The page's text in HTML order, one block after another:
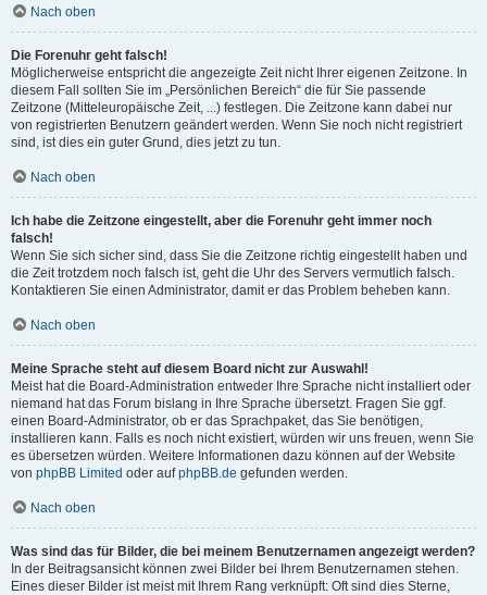
Nach oben
Die Forenuhr geht falsch!
Möglicherweise entspricht die angezeigte Zeit nicht Ihrer eigenen Zeitzone. In
diesem Fall sollten Sie im „Persönlichen Bereich“ die für Sie passende
Zeitzone (Mitteleuropäische Zeit, ...) festlegen. Die Zeitzone kann dabei nur
von registrierten Benutzern geändert werden. Wenn Sie noch nicht registriert
sind, ist dies ein guter Grund, dies jetzt zu tun.
Nach oben
Ich habe die Zeitzone eingestellt, aber die Forenuhr geht immer noch
falsch!
Wenn Sie sich sicher sind, dass Sie die Zeitzone richtig eingestellt haben und
die Zeit trotzdem noch falsch ist, geht die Uhr des Servers vermutlich falsch.
Kontaktieren Sie einen Administrator, damit er das Problem beheben kann.
Nach oben
Meine Sprache steht auf diesem Board nicht zur Auswahl!
Meist hat die Board-Administration entweder Ihre Sprache nicht installiert oder
niemand hat das Forum bislang in Ihre Sprache übersetzt. Fragen Sie ggf.
einen Board-Administrator, ob er das Sprachpaket, das Sie benötigen,
installieren kann. Falls es noch nicht existiert, würden wir uns freuen, wenn Sie
es übersetzen würden. Weitere Informationen dazu können auf der Website
von phpBB Limited oder aufphpBB.de gefunden werden.
Nach oben
Was sind das für Bilder, die bei meinem Benutzernamen angezeigt werden?
In der Beitragsansicht können zwei Bilder bei Ihrem Benutzernamen stehen.
Eines dieser Bilder ist meist mit Ihrem Rang verknüpft: Oft sind dies Sterne,